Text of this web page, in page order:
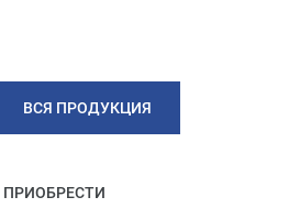
ВСЯ ПРОДУКЦИЯ
ПРИОБРЕСТИ